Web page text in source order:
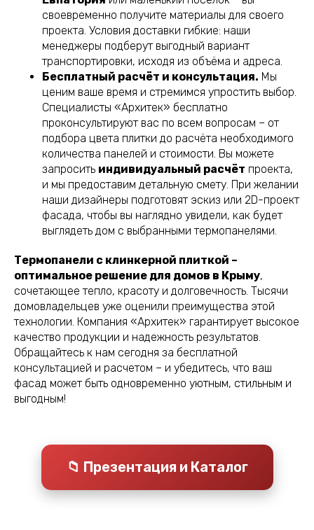
своевременно получите материалы для своего
проекта. Условия доставки гибкие: наши
менеджеры подберут выгодный вариант
транспортировки, исходя из объёма и адреса.
Бесплатный расчёт и консультация. Мы
ценим ваше время и стремимся упростить выбор.
Специалисты «Архитек» бесплатно
проконсультируют вас по всем вопросам – от
подбора цвета плитки до расчёта необходимого
количества панелей и стоимости. Вы можете
запросить индивидуальный расчёт проекта,
и мы предоставим детальную смету. При желании
наши дизайнеры подготовят эскиз или 2D-проект
фасада, чтобы вы наглядно увидели, как будет
выглядеть дом с выбранными термопанелями.
Термопанели с клинкерной плиткой –
оптимальное решение для домов в Крыму,
сочетающее тепло, красоту и долговечность. Тысячи
домовладельцев уже оценили преимущества этой
технологии. Компания «Архитек» гарантирует высокое
качество продукции и надежность результатов.
Обращайтесь к нам сегодня за бесплатной
консультацией и расчетом – и убедитесь, что ваш
фасад может быть одновременно уютным, стильным и
выгодным!
📁 Презентация и Каталог